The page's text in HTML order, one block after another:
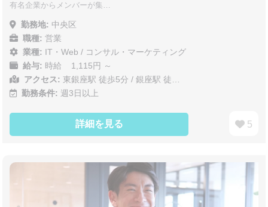
有名企業からメンバーが集…
勤務地: 中央区
職種: 営業
業種: IT・Web / コンサル・マーケティング
給与: 時給 1,115円 ～
アクセス: 東銀座駅 徒歩5分 / 銀座駅 徒…
勤務条件: 週3日以上
詳細を見る 5